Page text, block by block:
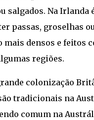
salgados. Na Irlanda
passas, groselhas
mais densos e feitos
regiões.
colonização
tradicionais na
comum na